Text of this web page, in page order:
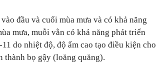
đầu và cuối mùa mưa và có khả năng
mưa, muỗi vằn có khả năng phát triển
do nhiệt độ, độ ẩm cao tạo điều kiện cho
thành bọ gậy (loăng quăng).